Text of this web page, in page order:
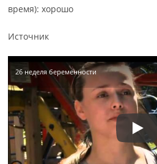
время): хорошо
Источник
26 неделя беременности